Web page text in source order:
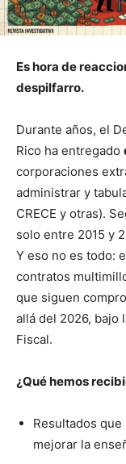
Es hora de
despilfarro.
Durante años, el
Rico ha entregado
corporaciones
administrar y
CRECE y otras).
solo entre 2015 y
Y eso no es todo:
contratos
que siguen
allá del 2026, bajo
Fiscal.
¿Qué hemos
Resultados
mejorar la